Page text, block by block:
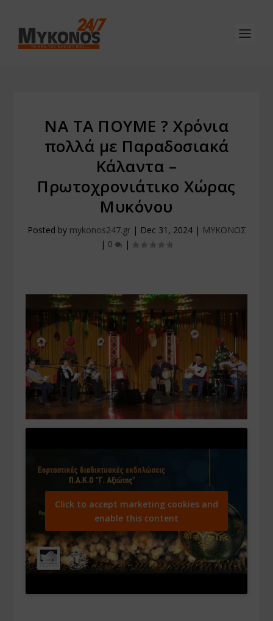
ΝΑ ΤΑ ΠΟΥΜΕ ? Χρόνια
πολλά με Παραδοσιακά
Κάλαντα –
Πρωτοχρονιάτικο Χώρας
Μυκόνου
Posted by mykonos247.gr| Dec 31, 2024| ΜΥΚΟΝΟΣ
| 0 |
Click to accept marketing cookies and
enable this content